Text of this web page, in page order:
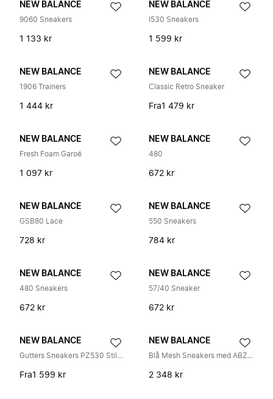
NEW BALANCE
9060 Sneakers
1 133 kr
NEW BALANCE
I530 Sneakers
1 599 kr
NEW BALANCE
1906 Trainers
1 444 kr
NEW BALANCE
Classic Retro Sneaker
Fra1 479 kr
NEW BALANCE
Fresh Foam Garoé
1 097 kr
NEW BALANCE
480
672 kr
NEW BALANCE
GSB80 Lace
728 kr
NEW BALANCE
550 Sneakers
784 kr
NEW BALANCE
480 Sneakers
672 kr
NEW BALANCE
57/40 Sneaker
672 kr
NEW BALANCE
Gutters Sneakers PZ530 Stilig Vinter
Fra1 599 kr
NEW BALANCE
Blå Mesh Sneakers med ABZORB Demping
2 348 kr